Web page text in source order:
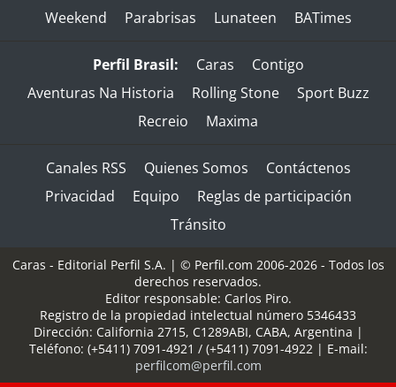
Weekend
Parabrisas Lunateen BATimes
Perfil Brasil: Caras
Contigo
Aventuras Na Historia
Rolling Stone
Sport Buzz
Recreio
Maxima
Canales RSS Quienes Somos
Contáctenos
Privacidad
Equipo
Reglas de participación
Tránsito
Caras - Editorial Perfil S.A. | © Perfil.com 2006-2026 - Todos los
derechos reservados.
Editor responsable: Carlos Piro.
Registro de la propiedad intelectual número 5346433
Dirección: California 2715, C1289ABI, CABA, Argentina |
Teléfono: (+5411) 7091-4921 / (+5411) 7091-4922| E-mail:
perfilcom@perfil.com